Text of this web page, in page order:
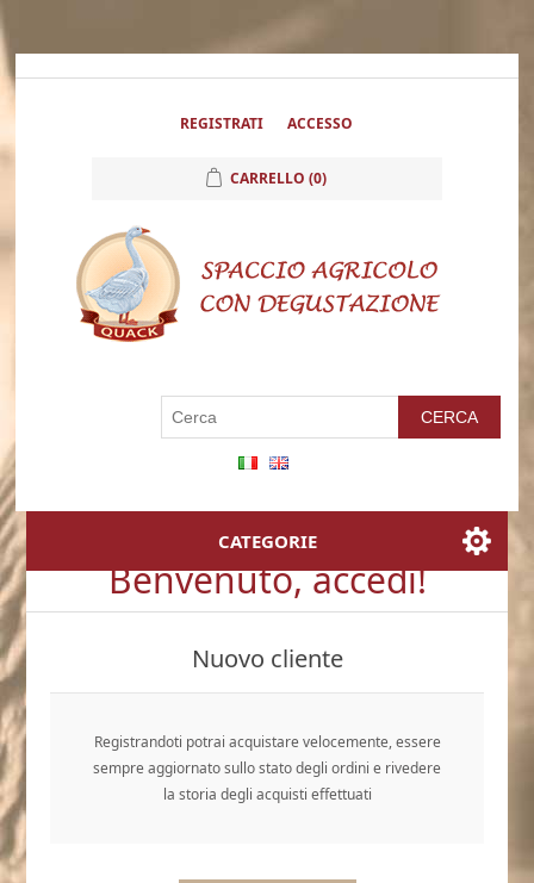
REGISTRATI ACCESSO
CARRELLO (0)
CATEGORIE
Benvenuto, accedi!
Nuovo cliente
Registrandoti potrai acquistare velocemente, essere
sempre aggiornato sullo stato degli ordini e rivedere
la storia degli acquisti effettuati